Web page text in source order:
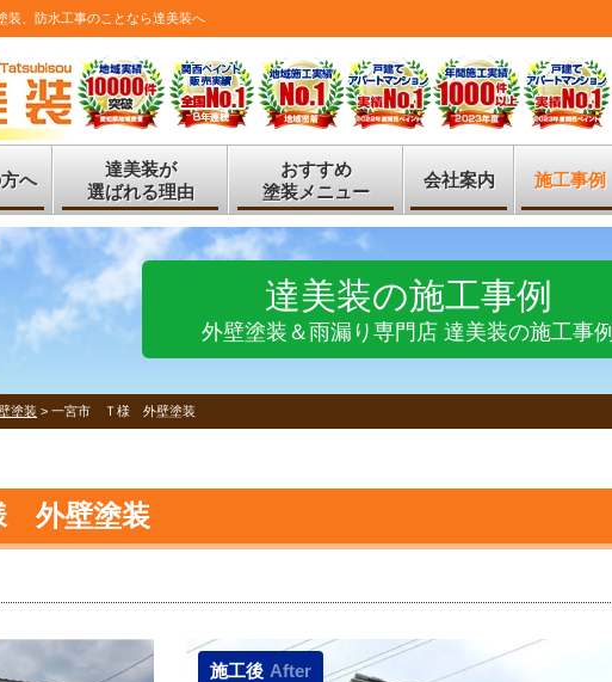
装、防水工事のことなら達美装へ
へ
達美装が
選ばれる理由
おすすめ
塗装メニュー
会社案内 施工事例
達美装の施工事例
外壁塗装＆雨漏り専門店 達美装の施工事例
塗装 > 一宮市 Ｔ様 外壁塗装
外壁塗装
施工後 After